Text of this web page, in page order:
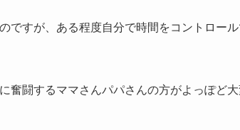
ですが、ある程度自分で時間をコントロー
奮闘するママさんパパさんの方がよっぽど